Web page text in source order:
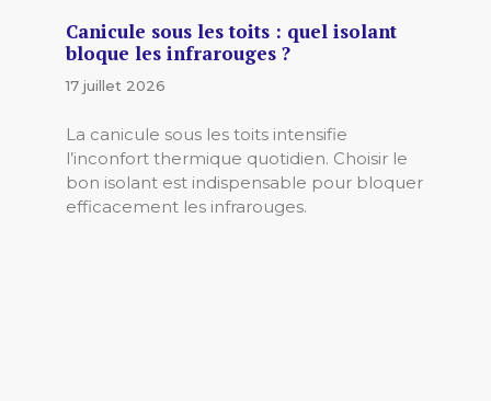
Canicule sous les toits : quel isolant
bloque les infrarouges ?
17 juillet 2026
La canicule sous les toits intensifie
l’inconfort thermique quotidien. Choisir le
bon isolant est indispensable pour bloquer
efficacement les infrarouges.